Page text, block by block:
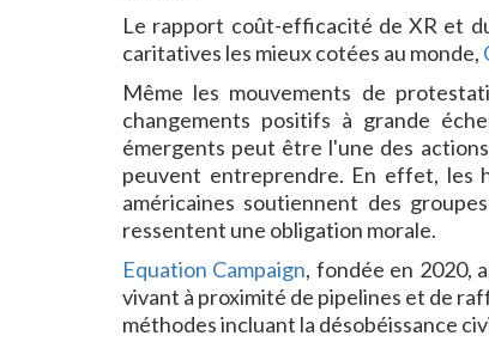
Le rapport coût-efficacité de XR et
caritatives les mieux cotées au monde,
Même les mouvements de
changements positifs à grande
émergents peut être l'une des
peuvent entreprendre. En effet, les
américaines soutiennent des
ressentent une obligation morale.
Equation Campaign, fondée en 2020,
vivant à proximité de pipelines et de
méthodes incluant la désobéissance